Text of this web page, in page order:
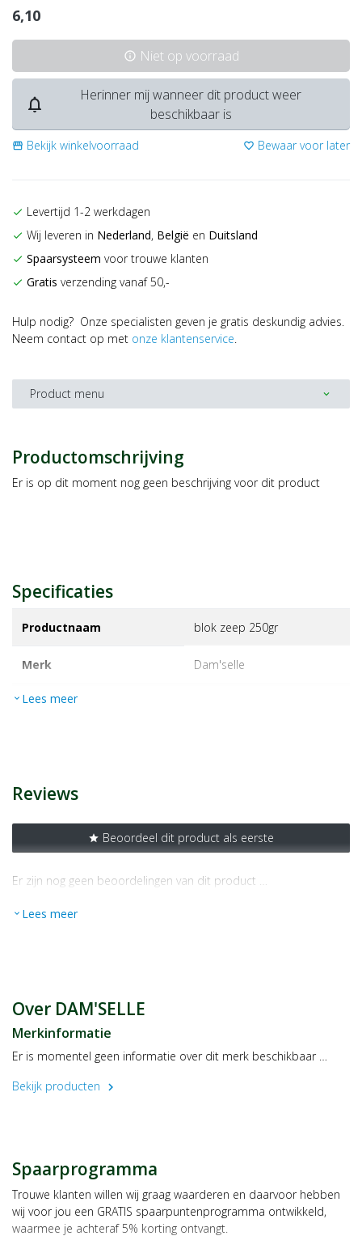
6,10
info Niet op voorraad
notifications_none
Herinner mij wanneer dit product weer
beschikbaar is
storefront Bekijk winkelvoorraad favorite_border Bewaar voor later
check Levertijd 1-2 werkdagen
check Wij leveren in Nederland, België en Duitsland
check Spaarsysteem voor trouwe klanten
check Gratis verzending vanaf 50,-
Hulp nodig? Onze specialisten geven je gratis deskundig advies.
Neem contact op met onze klantenservice.
Product menu expand_more
Productomschrijving
Er is op dit moment nog geen beschrijving voor dit product
Specificaties
Productnaam blok zeep 250gr
Merk dam'selle
EAN
expand_more Lees meer
Reviews
star Beoordeel dit product als eerste
Er zijn nog geen beoordelingen van dit product …
expand_more Lees meer
Over DAM'SELLE
Merkinformatie
Er is momentel geen informatie over dit merk beschikbaar …
Bekijk producten
chevron_right
Spaarprogramma
Trouwe klanten willen wij graag waarderen en daarvoor hebben
wij voor jou een GRATIS spaarpuntenprogramma ontwikkeld,
waarmee je achteraf 5% korting ontvangt.